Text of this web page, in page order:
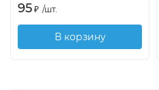
95 ₽ /шт.
В корзину